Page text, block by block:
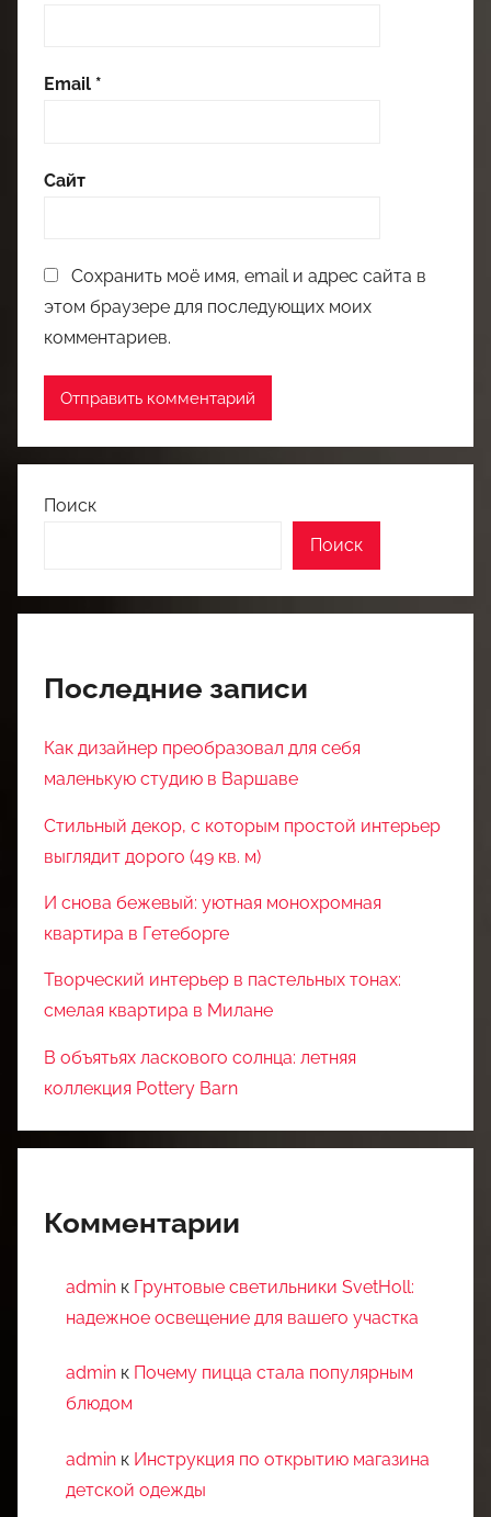
Email *
Сайт
Сохранить моё имя, email и адрес сайта в
этом браузере для последующих моих
комментариев.
Поиск
Поиск
Последние записи
Как дизайнер преобразовал для себя
маленькую студию в Варшаве
Стильный декор, с которым простой интерьер
выглядит дорого (49 кв. м)
И снова бежевый: уютная монохромная
квартира в Гетеборге
Творческий интерьер в пастельных тонах:
смелая квартира в Милане
В объятьях ласкового солнца: летняя
коллекция Pottery Barn
Комментарии
admin к Грунтовые светильники SvetHoll:
надежное освещение для вашего участка
admin к Почему пицца стала популярным
блюдом
admin к Инструкция по открытию магазина
детской одежды